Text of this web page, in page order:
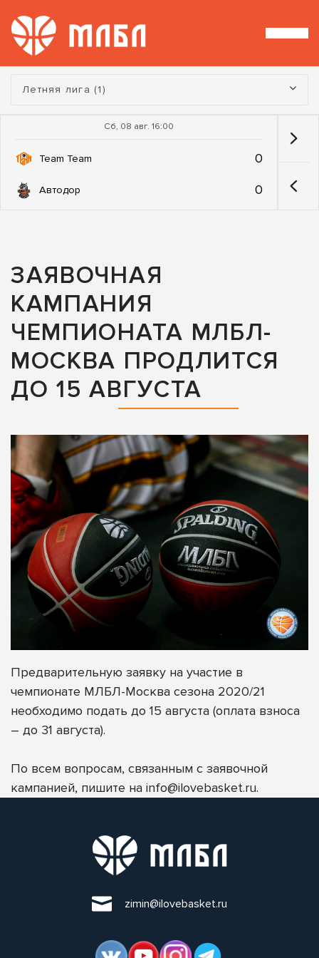
Турнир:
Летняя лига (1)
Сб, 08 авг. 16:00
Team Team 0
Автодор 0
ЗАЯВОЧНАЯ
КАМПАНИЯ
ЧЕМПИОНАТА МЛБЛ-
МОСКВА ПРОДЛИТСЯ
ДО 15 АВГУСТА
Предварительную заявку на участие в
чемпионате МЛБЛ-Москва сезона 2020/21
необходимо подать до 15 августа (оплата взноса
– до 31 августа).
По всем вопросам, связанным с заявочной
кампанией, пишите на info@ilovebasket.ru.
zimin@ilovebasket.ru